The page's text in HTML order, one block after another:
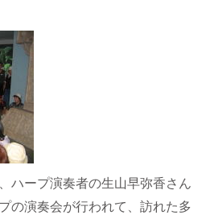
ハープ演奏者の生山早弥香さん
の演奏会が行われて、訪れた多